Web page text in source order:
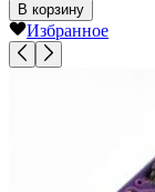
В корзину
Избранное